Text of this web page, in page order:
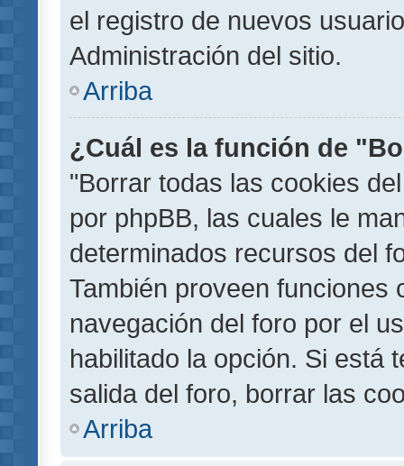
el registro de nuevos
Administración del sitio.
Arriba
¿Cuál es la función de
"Borrar todas las cookies
por phpBB, las cuales le
determinados recursos del
También proveen funciones
navegación del foro por el
habilitado la opción. Si está
salida del foro, borrar las
Arriba